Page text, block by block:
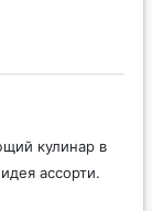
кулинар в
ассорти.